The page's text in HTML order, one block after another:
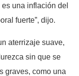
una inflación del
fuerte”, dijo.
aterrizaje suave,
sin que se
graves, como una